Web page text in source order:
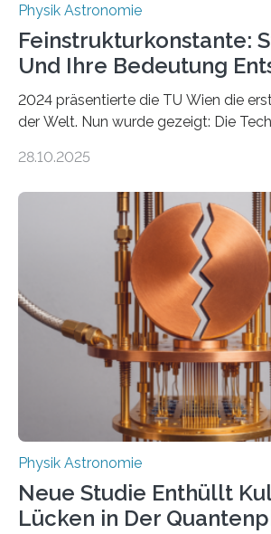
Physik Astronomie
Feinstrukturkonstante:
Und Ihre Bedeutung
2024 präsentierte die TU Wien die
der Welt. Nun wurde gezeigt: Die
fundamentalen Physik nachzugehen.
Messungen verwenden. Das hatte
vermutet, weltweit war nach den
Atomkern-Zuständen gesucht
einem Team der TU Wien mit
internationaler Partner der
Der lange diskutierte Thorium-
gefunden. Kurz darauf konnte man
Thorium tatsächlich nutzen lässt, um
28.10.2025
Physik Astronomie
Neue Studie Enthüllt
Lücken in Der